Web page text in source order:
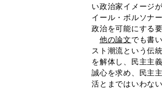
い政治家イメージ
イール・ボルソナ
政治を可能にする
他の論文でも書
スト潮流という伝
を解体し、民主主
誠心を求め、民主
活とまではいわな